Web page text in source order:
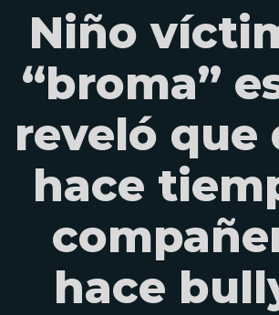
Niño
“broma”
reveló que
hace
hace